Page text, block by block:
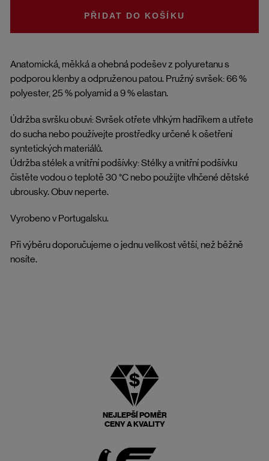
Anatomická, měkká a ohebná podešev z polyuretanu s
podporou klenby a odpruženou patou. Pružný svršek: 66 %
polyester, 25 % polyamid a 9 % elastan.
Údržba svršku obuvi: Svršek otřete vlhkým hadříkem a utřete
do sucha nebo používejte prostředky určené k ošetření
syntetických materiálů.
Údržba stélek a vnitřní podšívky: Stélky a vnitřní podšívku
čistěte vodou o teplotě 30 °C nebo použijte vlhčené dětské
ubrousky. Obuv neperte.
Vyrobeno v Portugalsku.
Při výběru doporučujeme o jednu velikost větší, než běžně
nosíte.
DO KOŠÍKU
NEJLEPŠÍ POMĚR
CENY A KVALITY